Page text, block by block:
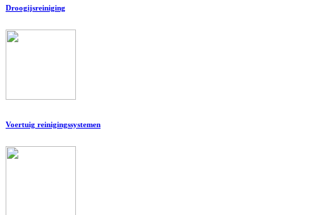
Droogijsreiniging
Voertuig reinigingssystemen